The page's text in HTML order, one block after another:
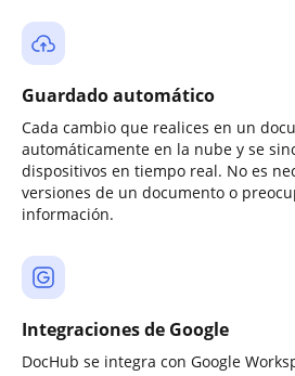
Guardado automático
Cada cambio que realices en un
automáticamente en la nube y se
dispositivos en tiempo real. No es
versiones de un documento o
información.
Integraciones de Google
DocHub se integra con Google